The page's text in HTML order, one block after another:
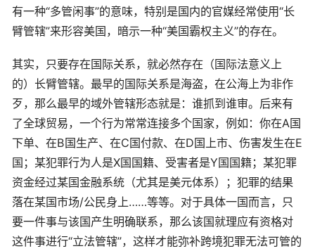
有一种“多管闲事”的意味，特别是国内的官媒经常使用“长
臂管辖”来形容美国，暗示一种“美国霸权主义”的存在。
其实，只要存在国际关系，就必然存在（国际法意义上
的）长臂管辖。最早的国际关系是海盗，在公海上为非作
歹，那么最早的域外管辖形态就是：谁抓到谁审。后来有
了全球贸易，一个行为常常连接多个国家，例如：你在A国
下单、在B国生产、在C国付款、在D国上市、伤害发生在E
国；某犯罪行为人是X国国籍、受害者是Y国国籍；某犯罪
资金经过某国金融系统（尤其是美元体系）；犯罪的结果
落在某国市场/公民身上……等等。对于具体一国而言，只
要一件事与该国产生明确联系，那么该国就理应有资格对
这件事进行“立法管辖”，这样才能弥补跨境犯罪无法可管的